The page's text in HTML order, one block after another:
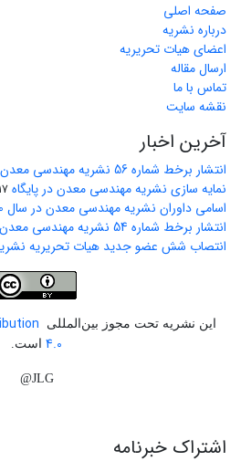
صفحه اصلی
درباره نشریه
اعضای هیات تحریریه
ارسال مقاله
تماس با ما
نقشه سایت
آخرین اخبار
انتشار برخط شماره 56 نشریه مهندسی معدن
نمایه سازی نشریه مهندسی معدن در پایگاه Research Bib
اسامی داوران نشریه مهندسی معدن در سال 1400
انتشار برخط شماره 54 نشریه مهندسی معدن
انتصاب شش عضو جدید هیات تحریریه
این نشریه تحت مجوز بین‌المللی
4.0 است.
JLG@
اشتراک خبرنامه